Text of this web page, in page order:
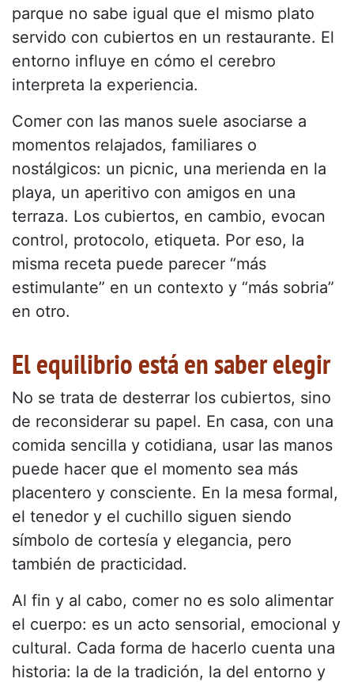
parque no sabe igual que el mismo plato
servido con cubiertos en un restaurante. El
entorno influye en cómo el cerebro
interpreta la experiencia.
Comer con las manos suele asociarse a
momentos relajados, familiares o
nostálgicos: un picnic, una merienda en la
playa, un aperitivo con amigos en una
terraza. Los cubiertos, en cambio, evocan
control, protocolo, etiqueta. Por eso, la
misma receta puede parecer “más
estimulante” en un contexto y “más sobria”
en otro.
El equilibrio está en saber elegir
No se trata de desterrar los cubiertos, sino
de reconsiderar su papel. En casa, con una
comida sencilla y cotidiana, usar las manos
puede hacer que el momento sea más
placentero y consciente. En la mesa formal,
el tenedor y el cuchillo siguen siendo
símbolo de cortesía y elegancia, pero
también de practicidad.
Al fin y al cabo, comer no es solo alimentar
el cuerpo: es un acto sensorial, emocional y
cultural. Cada forma de hacerlo cuenta una
historia: la de la tradición, la del entorno y